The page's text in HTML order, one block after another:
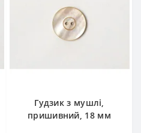
Гудзик з мушлі,
пришивний, 18 мм